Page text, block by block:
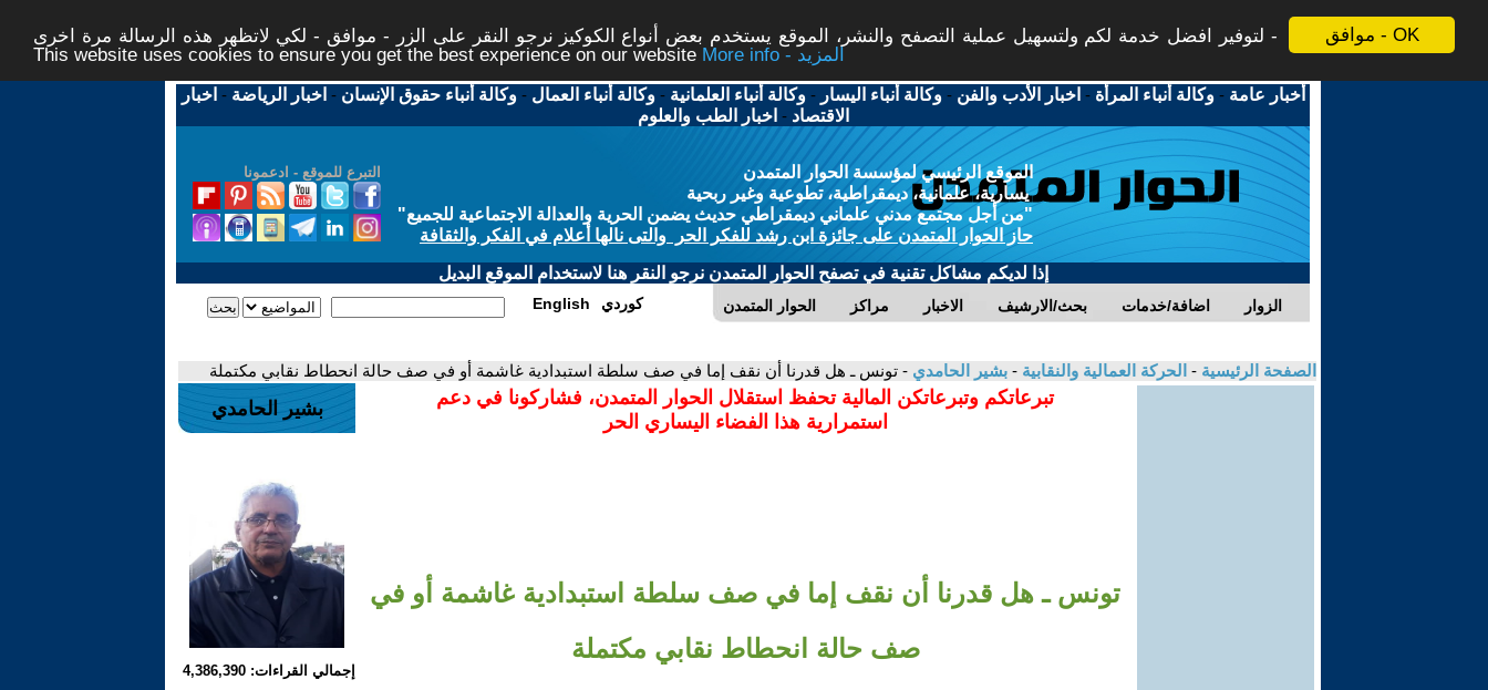
موافق - OK
لتوفير افضل خدمة لكم ولتسهيل عملية التصفح والنشر، الموقع يستخدم بعض أنواع الكوكيز نرجو النقر على الزر - موافق - لكي لاتظهر هذه الرسالة مرة اخرى -
This website uses cookies to ensure you get the best experience on our website
More info - المزيد
أخبار عامة -وكالة أنباء المرأة - اخبار الأدب والفن -وكالة أنباء اليسار -وكالة أنباء العلمانية -وكالة أنباء العمال -وكالة أنباء حقوق الإنسان - اخبار الرياضة - اخبار
الاقتصاد - اخبار الطب والعلوم
التبرع للموقع - ادعمونا
الموقع الرئيسي لمؤسسة الحوار المتمدن
يسارية، علمانية، ديمقراطية، تطوعية وغير ربحية
"من أجل مجتمع مدني علماني ديمقراطي حديث يضمن الحرية والعدالة الاجتماعية للجميع"
حاز الحوار المتمدن على جائزة ابن رشد للفكر الحر والتى نالها أعلام في الفكر والثقافة
إذا لديكم مشاكل تقنية في تصفح الحوار المتمدن نرجو النقر هنا لاستخدام الموقع البديل
الحوار المتمدن مراكز الاخبار بحث/الارشيف اضافة/خدمات الزوار English كوردي
الصفحة الرئيسية - الحركة العمالية والنقابية - بشير الحامدي - تونس ـ هل قدرنا أن نقف إما في صف سلطة استبدادية غاشمة أو في صف حالة انحطاط نقابي مكتملة
تبرعاتكم وتبرعاتكن المالية تحفظ استقلال الحوار المتمدن، فشاركونا في دعم
استمرارية هذا الفضاء اليساري الحر
تونس ـ هل قدرنا أن نقف إما في صف سلطة استبدادية غاشمة أو في
صف حالة انحطاط نقابي مكتملة
بشير الحامدي
إجمالي القراءات: 4,386,390